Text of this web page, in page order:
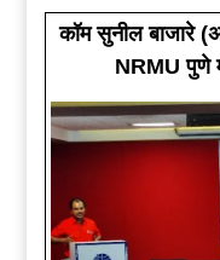
कॉम सुनील बाजारे
NRMU पुणे